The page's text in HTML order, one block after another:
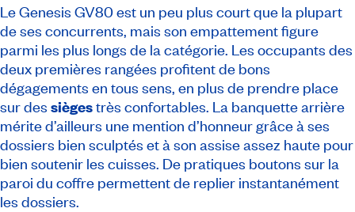
Le Genesis GV80 est un peu plus court que la plupart
de ses concurrents, mais son empattement figure
parmi les plus longs de la catégorie. Les occupants des
deux premières rangées profitent de bons
dégagements en tous sens, en plus de prendre place
sur des siègestrès confortables. La banquette arrière
mérite d’ailleurs une mention d’honneur grâce à ses
dossiers bien sculptés et à son assise assez haute pour
bien soutenir les cuisses. De pratiques boutons sur la
paroi du coffre permettent de replier instantanément
les dossiers.